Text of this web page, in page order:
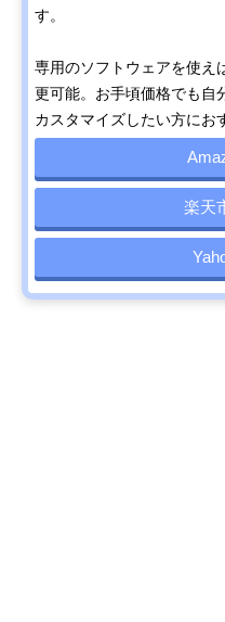
す。
専用のソフトウェアを使え
更可能。お手頃価格でも自
カスタマイズしたい方にお
楽天